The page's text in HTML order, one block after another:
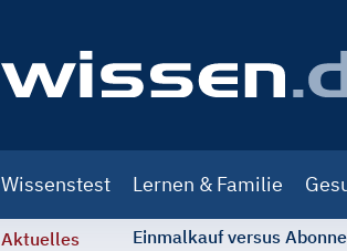
navigation
Wissenstest Lernen & Familie
Aktuelles
Einmalkauf versus